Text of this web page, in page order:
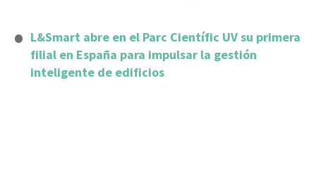
L&Smart abre en el Parc Científic UV su primera
filial en España para impulsar la gestión
inteligente de edificios